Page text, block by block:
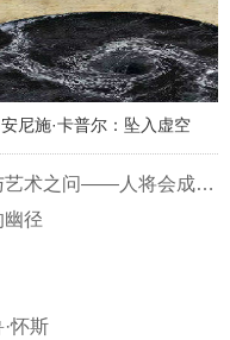
安尼施·卡普尔：坠入虚空
· 朱青生：当代艺术语境下的科学与艺术之问——人将会成为机器旁边的一坨赘肉？
幽径
怀斯